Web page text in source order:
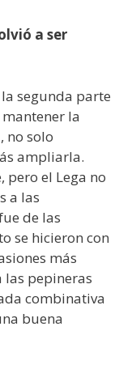
a ser
segunda parte
la
no solo
ampliarla.
pero el Lega no
a las
de las
se hicieron con
más
las pepineras
combinativa
buena